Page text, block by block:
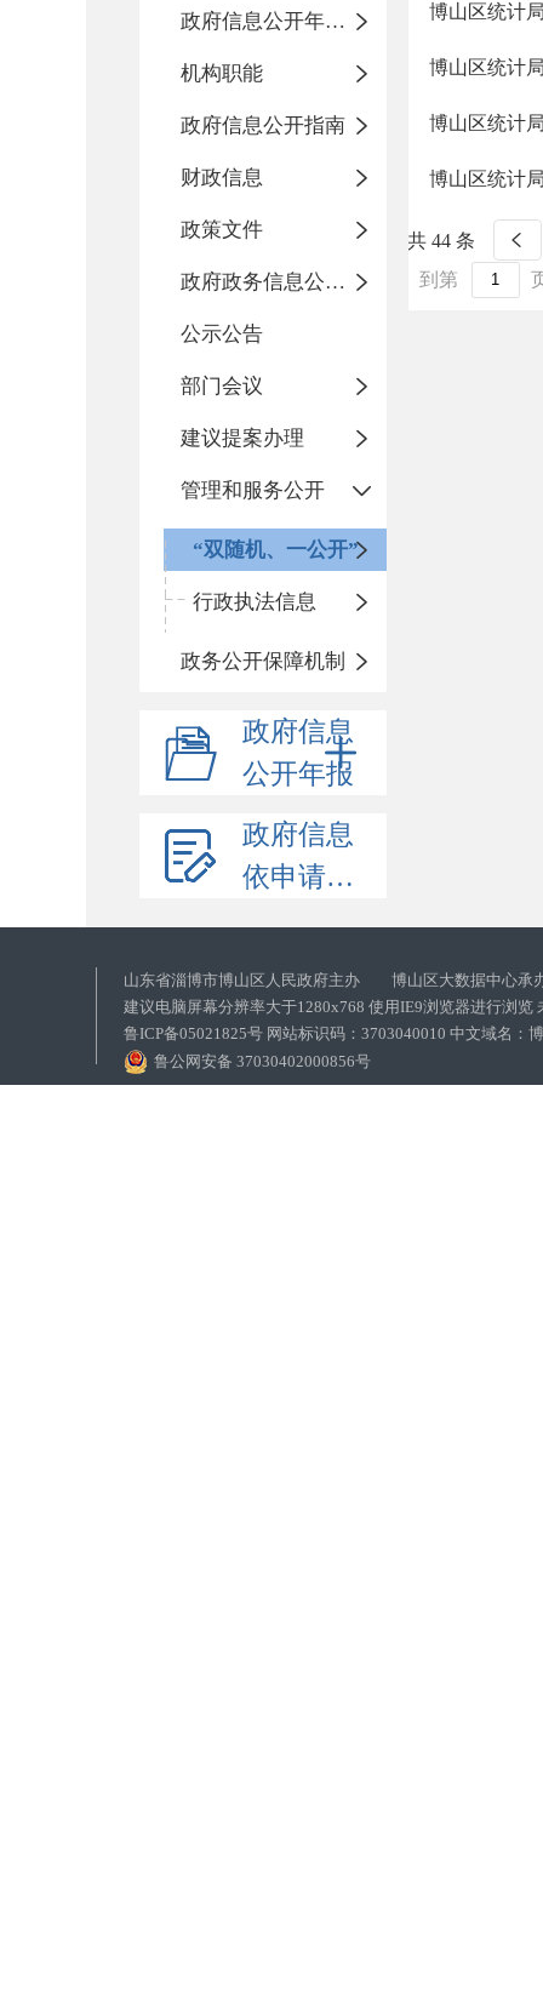
政府信息公开年度报告
机构职能
政府信息公开指南
财政信息
政策文件
政府政务信息公开目录
公示公告
部门会议
建议提案办理
管理和服务公开
“双随机、一公开”
行政执法信息
政务公开保障机制
政府信息
公开年报
政府信息
依申请公开
博山区统计
博山区统计
博山区统计
博山区统计
共 44 条
到第
山东省淄博市博山区人民政府主办 博山区大数据中心承
建议电脑屏幕分辨率大于1280x768 使用IE9浏览器进行浏览
鲁ICP备05021825号 网站标识码：3703040010 中文域名：
鲁公网安备 37030402000856号